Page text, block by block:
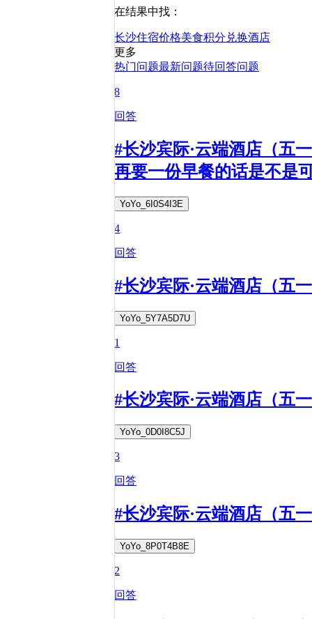
在结果中找：
长沙住宿价格美食积分兑换酒店
更多
热门问题最新问题待回答问题
8
回答
#长沙宾际·云端酒店（五
再要一份早餐的话是不是
YoYo_6I0S4I3E
4
回答
#长沙宾际·云端酒店（五
YoYo_5Y7A5D7U
1
回答
#长沙宾际·云端酒店（五
YoYo_0D0I8C5J
3
回答
#长沙宾际·云端酒店（五
YoYo_8P0T4B8E
2
回答